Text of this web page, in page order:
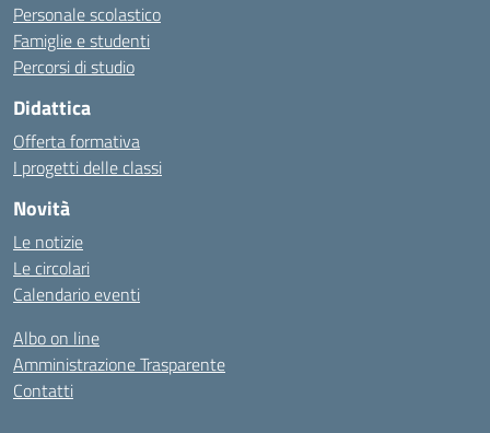
Personale scolastico
Famiglie e studenti
Percorsi di studio
Didattica
Offerta formativa
I progetti delle classi
Novità
Le notizie
Le circolari
Calendario eventi
Albo on line
Amministrazione Trasparente
Contatti